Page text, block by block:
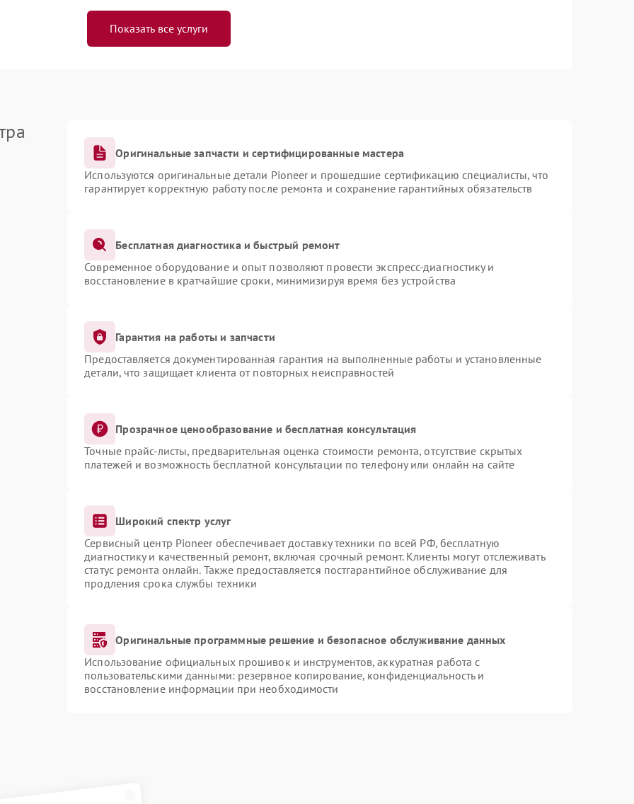
Показать все услуги
Оригинальные запчасти и сертифицированные мастера
Используются оригинальные детали Pioneer и прошедшие сертификацию специалисты, что
гарантирует корректную работу после ремонта и сохранение гарантийных обязательств
Бесплатная диагностика и быстрый ремонт
Современное оборудование и опыт позволяют провести экспресс-диагностику и
восстановление в кратчайшие сроки, минимизируя время без устройства
Гарантия на работы и запчасти
Предоставляется документированная гарантия на выполненные работы и установленные
детали, что защищает клиента от повторных неисправностей
Прозрачное ценообразование и бесплатная консультация
Точные прайс-листы, предварительная оценка стоимости ремонта, отсутствие скрытых
платежей и возможность бесплатной консультации по телефону или онлайн на сайте
Широкий спектр услуг
Сервисный центр Pioneer обеспечивает доставку техники по всей РФ, бесплатную
диагностику и качественный ремонт, включая срочный ремонт. Клиенты могут отслеживать
статус ремонта онлайн. Также предоставляется постгарантийное обслуживание для
продления срока службы техники
Оригинальные программные решение и безопасное обслуживание данных
Использование официальных прошивок и инструментов, аккуратная работа с
пользовательскими данными: резервное копирование, конфиденциальность и
восстановление информации при необходимости